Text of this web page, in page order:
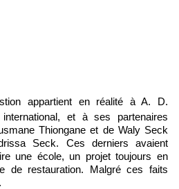
appartient en réalité à A. D.
et à ses partenaires
Thiongane et de Waly Seck
Seck. Ces derniers avaient
une école, un projet toujours en
de restauration. Malgré ces faits